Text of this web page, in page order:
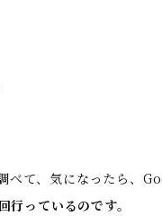
て、気になったら、
行っているのです。